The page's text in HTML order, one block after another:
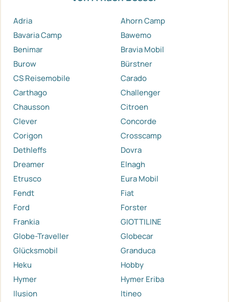
Adria
Ahorn Camp
Bavaria Camp
Bawemo
Benimar
Bravia Mobil
Burow
Bürstner
CS Reisemobile
Carado
Carthago
Challenger
Chausson
Citroen
Clever
Concorde
Corigon
Crosscamp
Dethleffs
Dovra
Dreamer
Elnagh
Etrusco
Eura Mobil
Fendt
Fiat
Ford
Forster
Frankia
GIOTTILINE
Globe-Traveller
Globecar
Glücksmobil
Granduca
Heku
Hobby
Hymer
Hymer Eriba
Ilusion
Itineo